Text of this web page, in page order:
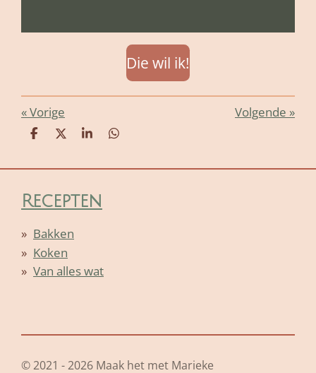
Die wil ik!
«Vorige Volgende »
D
e
D
l
S
r
D
e
Recepten
Bakken
Koken
Van alles wat
© 2021 - 2026 Maak het met Marieke